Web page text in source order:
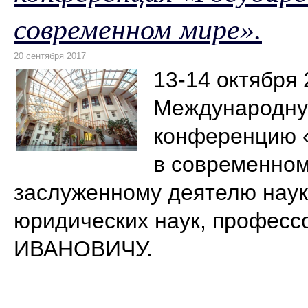
современном мире».
13-14 октября
конференцию
в
заслуженному деятелю
юридических наук,
ИВАНОВИЧУ.